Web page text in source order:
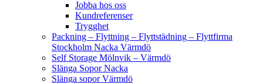
Jobba hos oss
Kundreferenser
Trygghet
Packning – Flyttning – Flyttstädning – Flyttfirma
Stockholm Nacka Värmdö
Self Storage Mölnvik – Värmdö
Slänga Sopor Nacka
Slänga sopor Värmdö